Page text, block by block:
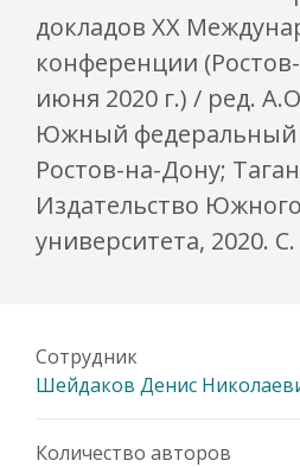
докладов XX
конференции
июня 2020 г.) / ред.
Южный федеральный
Ростов-на-Дону;
Издательство
университета, 2020. С.
Сотрудник
Шейдаков Денис
Количество авторов